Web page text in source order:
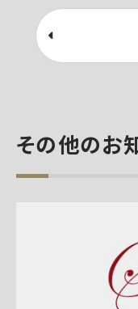
その他のお